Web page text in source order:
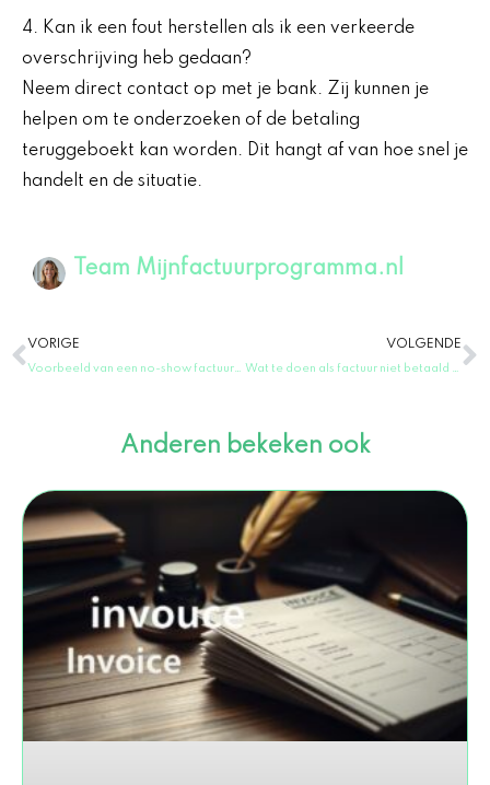
4. Kan ik een fout herstellen als ik een verkeerde
overschrijving heb gedaan?
Neem direct contact op met je bank. Zij kunnen je
helpen om te onderzoeken of de betaling
teruggeboekt kan worden. Dit hangt af van hoe snel je
handelt en de situatie.
Team Mijnfactuurprogramma.nl
Vorige
VORIGE
Voorbeeld van een no-show factuur: Hoe om te gaan met niet-verschenen afspraken wordt No-show factuur voorbeeld: Hoe om te gaan met niet-verschenen afspraken in Dutch.
VOLGENDE
Wat te doen als factuur niet betaald zzp: tips voor zzp’ers
Anderen bekeken ook